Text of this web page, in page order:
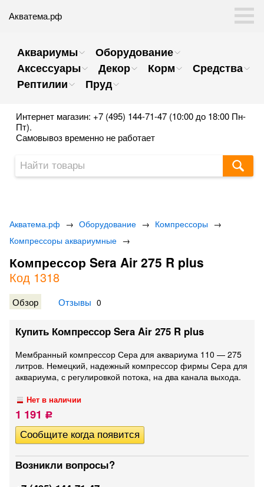
Акватема.рф
Аквариумы
Оборудование
Аксессуары
Декор Корм
Средства
Рептилии
Пруд
Интернет магазин: +7 (495) 144-71-47 (10:00 до 18:00 Пн-
Пт).
Самовывоз временно не работает
Акватема.рф → Оборудование → Компрессоры →
Компрессоры аквариумные →
Компрессор Sera Air 275 R plus
Код 1318
Обзор Отзывы 0
Купить Компрессор Sera Air 275 R plus
Мембранный компрессор Сера для аквариума 110 — 275
литров. Немецкий, надежный компрессор фирмы Сера для
аквариума, с регулировкой потока, на два канала выхода.
Нет в наличии
1 191 Р
Возникли вопросы?